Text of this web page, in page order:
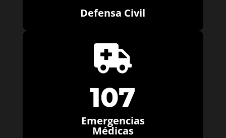
Defensa Civil

107
Emergencias
Médicas